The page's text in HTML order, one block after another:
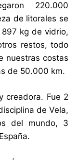
220.000
de litorales se
897 kg de vidrio,
restos, todo
nuestras costas
de 50.000 km.
creadora. Fue 2
de Vela,
del mundo, 3